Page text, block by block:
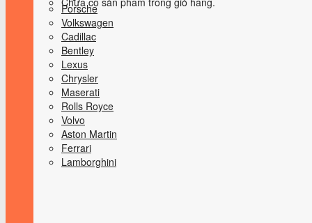
Porsche
Volkswagen
Cadillac
Bentley
Lexus
Chrysler
Maserati
Rolls Royce
Volvo
Aston Martin
Ferrari
Lamborghini